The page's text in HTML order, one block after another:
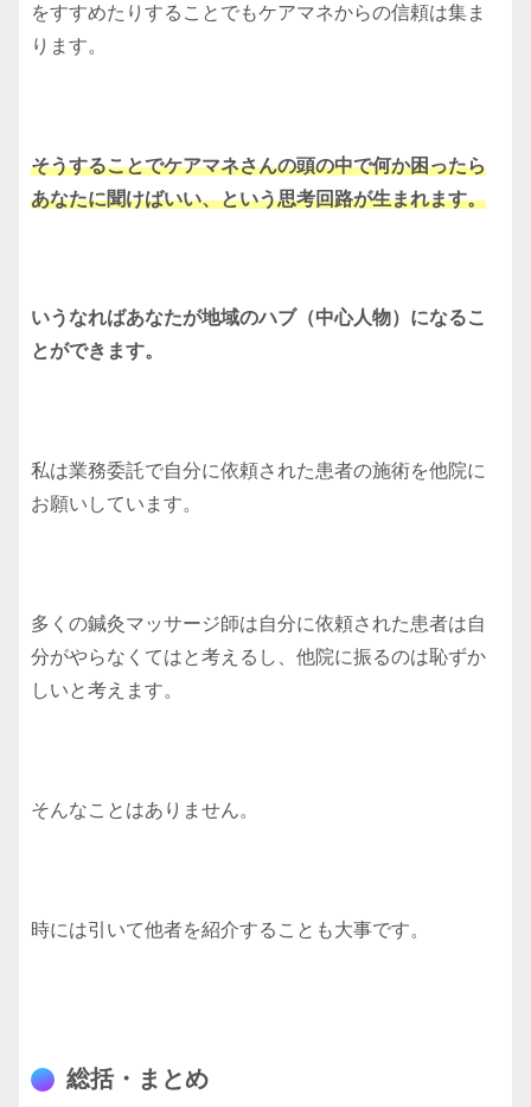
をすすめたりすることでもケアマネからの信頼は集ま
ります。
そうすることでケアマネさんの頭の中で何か困ったら
あなたに聞けばいい、という思考回路が生まれます。
いうなればあなたが地域のハブ（中心人物）になるこ
とができます。
私は業務委託で自分に依頼された患者の施術を他院に
お願いしています。
多くの鍼灸マッサージ師は自分に依頼された患者は自
分がやらなくてはと考えるし、他院に振るのは恥ずか
しいと考えます。
そんなことはありません。
時には引いて他者を紹介することも大事です。
総括・まとめ